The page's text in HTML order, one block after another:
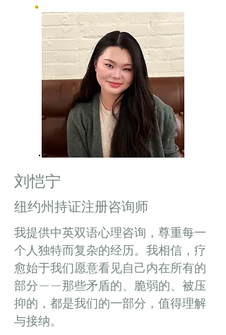
刘恺宁
纽约州持证注册咨询师
我提供中英双语心理咨询，尊重每一
个人独特而复杂的经历。我相信，疗
愈始于我们愿意看见自己内在所有的
部分——那些矛盾的、脆弱的、被压
抑的，都是我们的一部分，值得理解
与接纳。